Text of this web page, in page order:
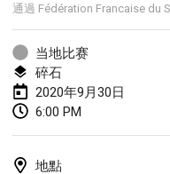
通過 Fédération Francaise du
当地比赛
碎石
2020年9月30日
6:00 PM
地點
Morukku tama
2020年1月12日
Ystävyysturnaus
2020年1月18日